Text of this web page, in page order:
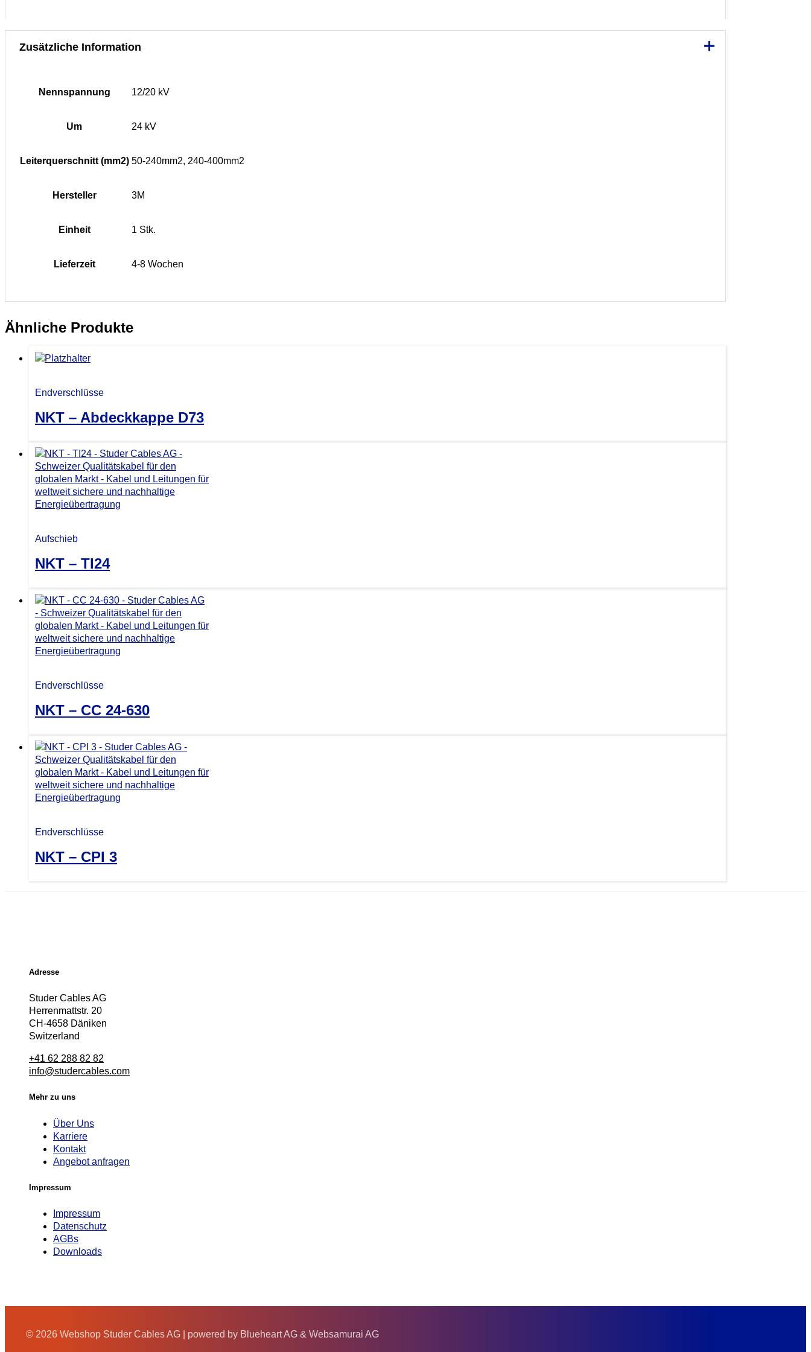
Zusätzliche Information
Nennspannung 12/20 kV
Um 24 kV
Leiterquerschnitt (mm2) 50-240mm2, 240-400mm2
Hersteller 3M
Einheit 1 Stk.
Lieferzeit 4-8 Wochen
Ähnliche Produkte
Endverschlüsse
NKT – Abdeckkappe D73
Aufschieb
NKT – TI24
Endverschlüsse
NKT – CC 24-630
Endverschlüsse
NKT – CPI 3
Adresse
Studer Cables AG
Herrenmattstr. 20
CH-4658 Däniken
Switzerland
+41 62 288 82 82
info@studercables.com
Mehr zu uns
Über Uns
Karriere
Kontakt
Angebot anfragen
Impressum
Impressum
Datenschutz
AGBs
Downloads
© 2026 Webshop Studer Cables AG | powered by Blueheart AG & Websamurai AG